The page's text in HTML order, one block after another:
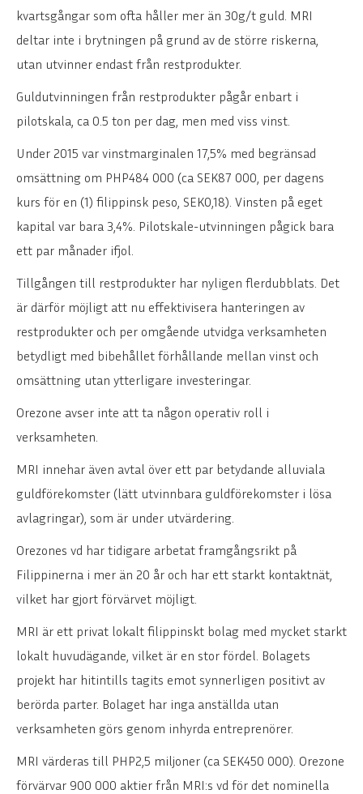
kvartsgångar som ofta håller mer än 30g/t guld. MRI
deltar inte i brytningen på grund av de större riskerna,
utan utvinner endast från restprodukter.
Guldutvinningen från restprodukter pågår enbart i
pilotskala, ca 0.5 ton per dag, men med viss vinst.
Under 2015 var vinstmarginalen 17,5% med begränsad
omsättning om PHP484 000 (ca SEK87 000, per dagens
kurs för en (1) filippinsk peso, SEK0,18). Vinsten på eget
kapital var bara 3,4%. Pilotskale-utvinningen pågick bara
ett par månader ifjol.
Tillgången till restprodukter har nyligen flerdubblats. Det
är därför möjligt att nu effektivisera hanteringen av
restprodukter och per omgående utvidga verksamheten
betydligt med bibehållet förhållande mellan vinst och
omsättning utan ytterligare investeringar.
Orezone avser inte att ta någon operativ roll i
verksamheten.
MRI innehar även avtal över ett par betydande alluviala
guldförekomster (lätt utvinnbara guldförekomster i lösa
avlagringar), som är under utvärdering.
Orezones vd har tidigare arbetat framgångsrikt på
Filippinerna i mer än 20 år och har ett starkt kontaktnät,
vilket har gjort förvärvet möjligt.
MRI är ett privat lokalt filippinskt bolag med mycket starkt
lokalt huvudägande, vilket är en stor fördel. Bolagets
projekt har hitintills tagits emot synnerligen positivt av
berörda parter. Bolaget har inga anställda utan
verksamheten görs genom inhyrda entreprenörer.
MRI värderas till PHP2,5 miljoner (ca SEK450 000). Orezone
förvärvar 900 000 aktier från MRI:s vd för det nominella